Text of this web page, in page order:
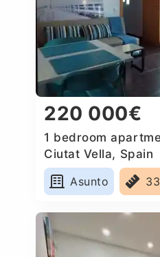
220 000€
1 bedroom
Ciutat Vella, Spain
Asunto